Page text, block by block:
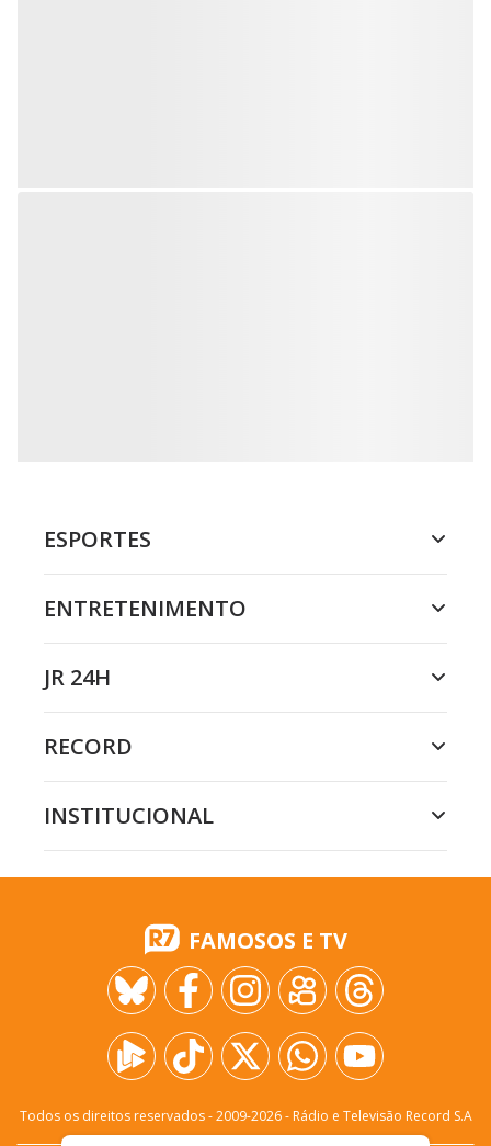
ESPORTES
ENTRETENIMENTO
JR 24H
RECORD
INSTITUCIONAL
FAMOSOS E TV
Todos os direitos reservados - 2009-2026- Rádio e Televisão Record S.A